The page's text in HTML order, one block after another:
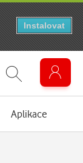
Aplikace
Instalovat